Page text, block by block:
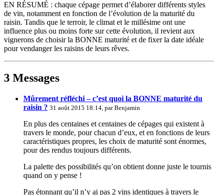
EN RÉSUMÉ : chaque cépage permet d’élaborer différents styles
de vin, notamment en fonction de l’évolution de la maturité du
raisin. Tandis que le terroir, le climat et le millésime ont une
influence plus ou moins forte sur cette évolution, il revient aux
vignerons de choisir la BONNE maturité et de fixer la date idéale
pour vendanger les raisins de leurs rêves.
3 Messages
Mûrement réfléchi – c’est quoi la BONNE maturité du
raisin ? 31 août 2015 18:14, parBenjamin
En plus des centaines et centaines de cépages qui existent à
travers le monde, pour chacun d’eux, et en fonctions de leurs
caractéristiques propres, les choix de maturité sont énormes,
pour des rendus toujours différents.
La palette des possibilités qu’on obtient donne juste le tournis
quand on y pense !
Pas étonnant qu’il n’y ai pas 2 vins identiques à travers le